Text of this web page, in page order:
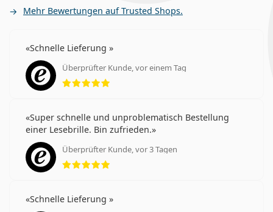
Mehr Bewertungen auf Trusted Shops.
Schnelle Lieferung
Überprüfter Kunde, vor einem Tag
Bewertung 5 aus 5
Super schnelle und unproblematisch Bestellung
einer Lesebrille. Bin zufrieden.
Überprüfter Kunde, vor 3 Tagen
Bewertung 5 aus 5
Schnelle Lieferung